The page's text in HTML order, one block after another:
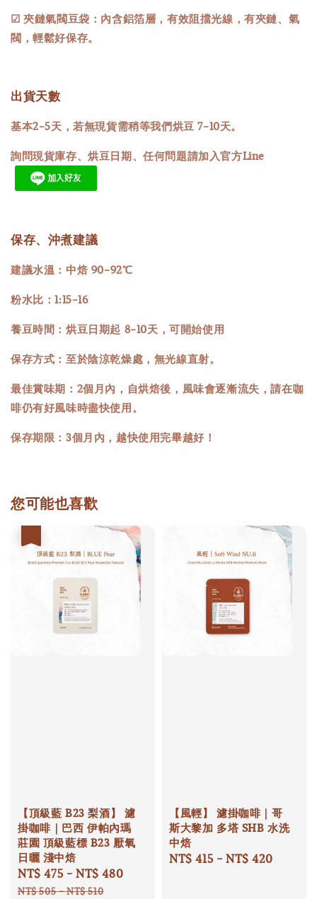
☑ 夾鏈氣閥豆袋：內含鋁箔層，有效阻擋光線，有夾鏈、氣
閥，輕鬆好保存。
出貨天數
基本2-5天，若無現貨需稍等我們烘豆 7-10天。
詢問現貨庫存、烘豆日期、任何問題請加入官方Line
保存、沖煮建議
建議水溫：中焙 90-92℃
粉水比：1:15-16
養豆時間：烘豆日期起 8-10天，可開始使用
保存方式：至於陰涼乾燥處，無光線直射。
最佳賞味期：2個月內，自烘焙後，風味會逐漸流失，請在咖
啡仍有好風味時盡快使用。
保存期限：3個月內，越快使用完畢越好！
您可能也喜歡
【頂級藍 B23 梨酒】 濾
掛咖啡｜巴西 伊帕內瑪
莊園 頂級藍標 B23 厭氧
日曬 淺中焙
Sale
price
NT$ 475 -NT$ 480
NT$ 505-NT$ 510
【風輕】 濾掛咖啡｜哥
斯大黎加 多塔 SHB 水洗
中焙
Regular
NT$ 415 -NT$ 420